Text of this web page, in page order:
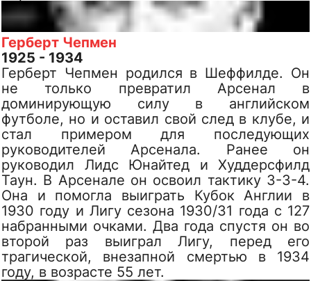
Герберт Чепмен
1925 - 1934
Герберт Чепмен родился в Шеффилде. Он
не только превратил Арсенал в
доминирующую силу в английском
футболе, но и оставил свой след в клубе, и
стал примером для последующих
руководителей Арсенала. Ранее он
руководил Лидс Юнайтед и Худдерсфилд
Таун. В Арсенале он освоил тактику 3-3-4.
Она и помогла выиграть Кубок Англии в
1930 году и Лигу сезона 1930/31 года с 127
набранными очками. Два года спустя он во
второй раз выиграл Лигу, перед его
трагической, внезапной смертью в 1934
году, в возрасте 55 лет.